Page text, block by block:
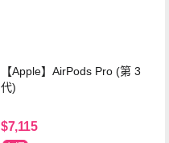
【Apple】AirPods Pro (第 3
代)
$7,115